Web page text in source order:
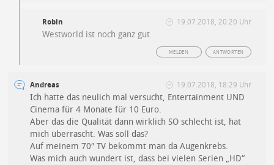
Robin 19.07.2018, 20:20 Uhr
Westworld ist noch ganz gut
ANTWORTEN
MELDEN
Andreas 19.07.2018, 18:29 Uhr
Ich hatte das neulich mal versucht, Entertainment UND
Cinema für 4 Monate für 10 Euro.
Aber das die Qualität dann wirklich SO schlecht ist, hat
mich überrascht. Was soll das?
Auf meinem 70″ TV bekommt man da Augenkrebs.
Was mich auch wundert ist, dass bei vielen Serien „HD“